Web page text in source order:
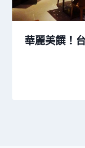
華麗美饌！